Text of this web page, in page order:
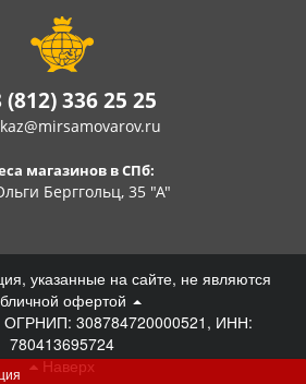
336 25 25
магазинов в СПб:
Берггольц, 35 "А"
указанные на сайте, не являются
офертой
308784720000521, ИНН:
780413695724
Наверх